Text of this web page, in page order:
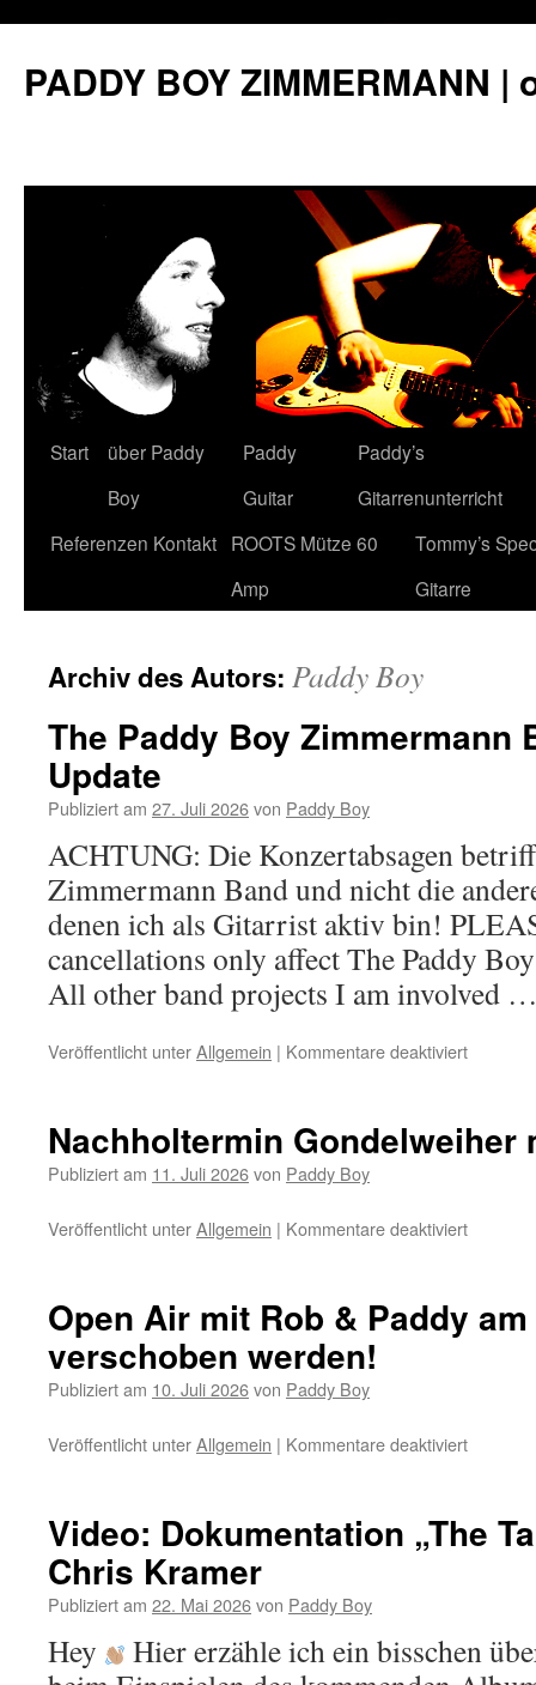
PADDY BOY ZIMMERMANN
Springe
Inhalt
Start
über Paddy
Boy
Paddy
Guitar
Paddy’s
Gitarrenunterricht
Referenzen Kontakt ROOTS Mütze 60
Amp
Tommy’s
Gitarre
Archiv des Autors: Paddy Boy
The Paddy Boy Zimmermann
Update
Publiziert am 27. Juli 2026von Paddy Boy
ACHTUNG: Die Konzertabsagen
Zimmermann Band und nicht die
denen ich als Gitarrist aktiv bin!
cancellations only affect The Paddy
All other band projects I am involved
Veröffentlicht unterAllgemein | Kommentare deaktiviert
Boy
Nachholtermin Gondelweiher
Publiziert am 11. Juli 2026von Paddy Boy
Veröffentlicht unterAllgemein | Kommentare deaktiviert
Rob
Open Air mit Rob & Paddy
verschoben werden!
Publiziert am 10. Juli 2026von Paddy Boy
Veröffentlicht unterAllgemein | Kommentare deaktiviert
Rob
12.07.
muss
Video: Dokumentation „The
Chris Kramer
Publiziert am 22. Mai 2026von Paddy Boy
Hey
Hier erzähle ich ein bisschen